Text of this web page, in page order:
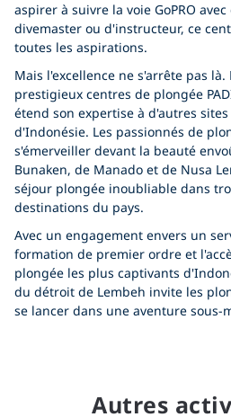
aspirer à suivre la voie GoPRO
divemaster ou d'instructeur, ce
toutes les aspirations.
Mais l'excellence ne s'arrête pas
prestigieux centres de plongée
étend son expertise à d'autres
d'Indonésie. Les passionnés de
s'émerveiller devant la beauté
Bunaken, de Manado et de Nusa
séjour plongée inoubliable dans
destinations du pays.
Avec un engagement envers un
formation de premier ordre et
plongée les plus captivants
du détroit de Lembeh invite les
se lancer dans une aventure sous-
Autres